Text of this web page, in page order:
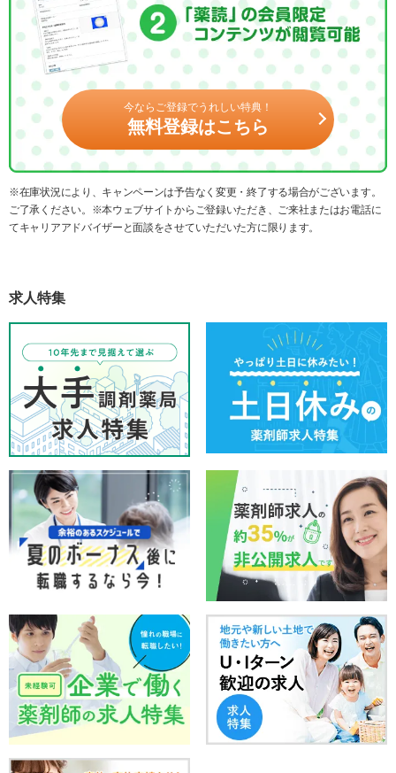
今ならご登録でうれしい特典！
無料登録はこちら
※在庫状況により、キャンペーンは予告なく変更・終了する場合がございます。
ご了承ください。※本ウェブサイトからご登録いただき、ご来社またはお電話に
てキャリアアドバイザーと面談をさせていただいた方に限ります。
求人特集